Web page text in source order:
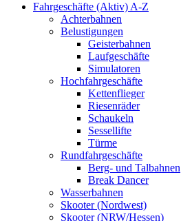
Fahrgeschäfte (Aktiv) A-Z
Achterbahnen
Belustigungen
Geisterbahnen
Laufgeschäfte
Simulatoren
Hochfahrgeschäfte
Kettenflieger
Riesenräder
Schaukeln
Sessellifte
Türme
Rundfahrgeschäfte
Berg- und Talbahnen
Break Dancer
Wasserbahnen
Skooter (Nordwest)
Skooter (NRW/Hessen)